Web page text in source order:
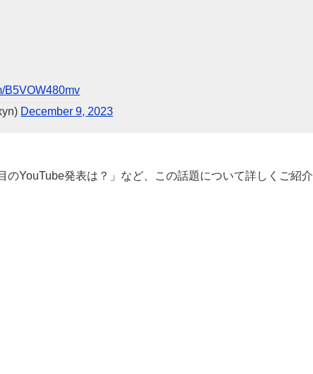
B5VOW480mv
December 9, 2023
YouTube発表は？」など、この話題について詳しくご紹介